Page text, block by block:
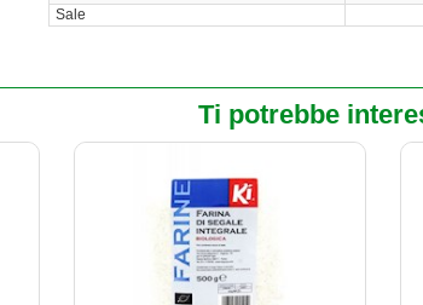
Sale
Ti potrebbe